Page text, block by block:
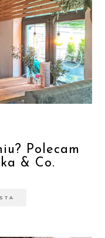
Polecam
& Co.